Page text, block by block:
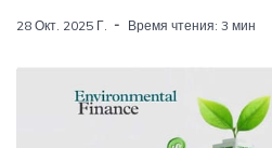
28 Окт. 2025 Г. Время чтения: 3 мин